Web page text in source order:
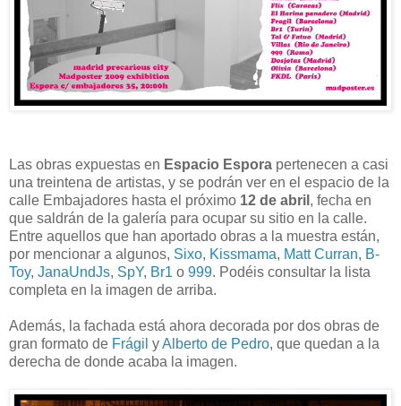
Las obras expuestas en Espacio Espora pertenecen a casi
una treintena de artistas, y se podrán ver en el espacio de la
calle Embajadores hasta el próximo 12 de abril , fecha en
que saldrán de la galería para ocupar su sitio en la calle.
Entre aquellos que han aportado obras a la muestra están,
por mencionar a algunos, Sixo, Kissmama, Matt Curran, B-
Toy, JanaUndJs, SpY, Br1 o 999. Podéis consultar la lista
completa en la imagen de arriba.
Además, la fachada está ahora decorada por dos obras de
gran formato de Frágil yAlberto de Pedro, que quedan a la
derecha de donde acaba la imagen.